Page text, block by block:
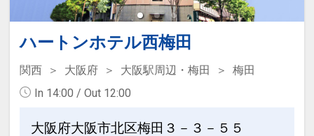
200000034891
ハートンホテル西梅田
関西 大阪府 大阪駅周辺・梅田
梅田
In 14:00 / Out 12:00
大阪府大阪市北区梅田３－３－５５